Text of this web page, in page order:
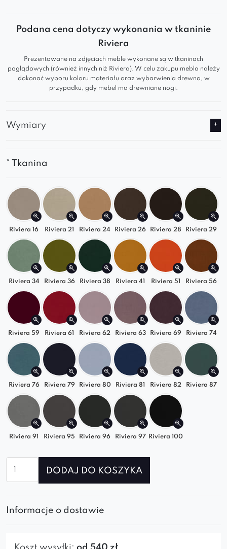
Podana cena dotyczy wykonania w tkaninie
Riviera
Prezentowane na zdjęciach meble wykonane są w tkaninach
poglądowych (również innych niż Riviera). W celu zakupu mebla należy
dokonać wyboru koloru materiału oraz wybarwienia drewna, w
przypadku, gdy mebel ma drewniane nogi.
Wymiary
* Tkanina
Riviera 16 Riviera 21 Riviera 24 Riviera 26 Riviera 28 Riviera 29
Riviera 34 Riviera 36 Riviera 38 Riviera 41 Riviera 51 Riviera 56
Riviera 59 Riviera 61 Riviera 62 Riviera 63 Riviera 69 Riviera 74
Riviera 76 Riviera 79 Riviera 80 Riviera 81 Riviera 82 Riviera 87
Riviera 91 Riviera 95 Riviera 96 Riviera 97 Riviera 100
Sofa
SL(4)+SP(4)
DODAJ DO KOSZYKA
Informacje o dostawie